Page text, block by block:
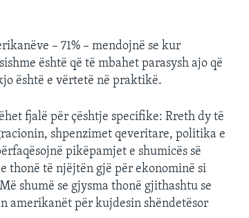
– 71% – mendojnë se kur
është që të mbahet parasysh ajo që
është e vërtetë në praktikë.
fjalë për çështje specifike: Rreth dy të
shpenzimet qeveritare, politika e
pikëpamjet e shumicës së
thonë të njëjtën gjë për ekonominë si
shumë se gjysma thonë gjithashtu se
amerikanët për kujdesin shëndetësor